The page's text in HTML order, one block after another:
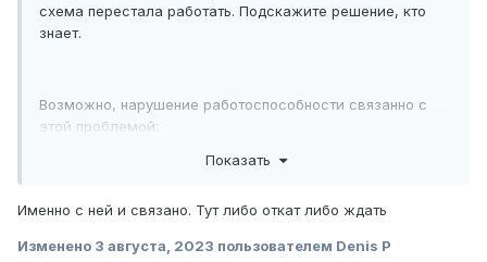
схема перестала работать. Подскажите решение, кто
знает.
Возможно, нарушение работоспособности связанно с
этой проблемой:
Показать
Именно с ней и связано. Тут либо откат либо ждать
Изменено 3 августа, 2023 пользователем Denis P